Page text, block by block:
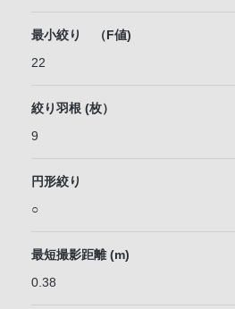
最小絞り （F値)
22
絞り羽根 (枚）
9
円形絞り
○
最短撮影距離 (m)
0.38